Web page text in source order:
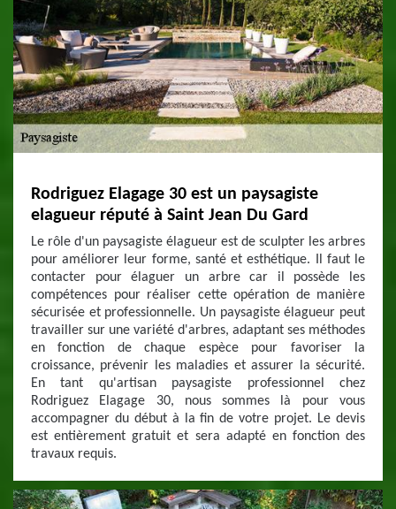
Rodriguez Elagage 30 est un paysagiste
elagueur réputé à Saint Jean Du Gard
Le rôle d'un paysagiste élagueur est de sculpter les arbres
pour améliorer leur forme, santé et esthétique. Il faut le
contacter pour élaguer un arbre car il possède les
compétences pour réaliser cette opération de manière
sécurisée et professionnelle. Un paysagiste élagueur peut
travailler sur une variété d'arbres, adaptant ses méthodes
en fonction de chaque espèce pour favoriser la
croissance, prévenir les maladies et assurer la sécurité.
En tant qu'artisan paysagiste professionnel chez
Rodriguez Elagage 30, nous sommes là pour vous
accompagner du début à la fin de votre projet. Le devis
est entièrement gratuit et sera adapté en fonction des
travaux requis.